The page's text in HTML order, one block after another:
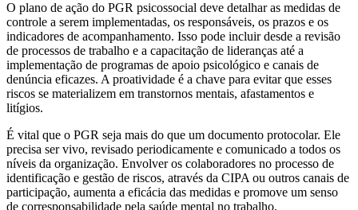
O plano de ação do PGR psicossocial deve detalhar as medidas de
controle a serem implementadas, os responsáveis, os prazos e os
indicadores de acompanhamento. Isso pode incluir desde a revisão
de processos de trabalho e a capacitação de lideranças até a
implementação de programas de apoio psicológico e canais de
denúncia eficazes. A proatividade é a chave para evitar que esses
riscos se materializem em transtornos mentais, afastamentos e
litígios.
É vital que o PGR seja mais do que um documento protocolar. Ele
precisa ser vivo, revisado periodicamente e comunicado a todos os
níveis da organização. Envolver os colaboradores no processo de
identificação e gestão de riscos, através da CIPA ou outros canais de
participação, aumenta a eficácia das medidas e promove um senso
de corresponsabilidade pela saúde mental no trabalho.